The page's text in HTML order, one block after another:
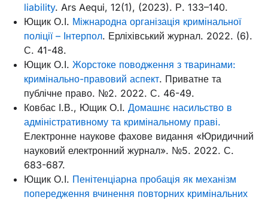
liability. Ars Aequi, 12(1), (2023). Р. 133–140.
Ющик О.І. Міжнародна організація кримінальної
поліції – Інтерпол. Ерліхівський журнал. 2022. (6).
С. 41-48.
Ющик О.І. Жорстоке поводження з тваринами:
кримінально-правовий аспект. Приватне та
публічне право. №2. 2022. С. 46-49.
Ковбас І.В., Ющик О.І. Домашнє насильство в
адміністративному та кримінальному праві.
Електронне наукове фахове видання «Юридичний
науковий електронний журнал». №5. 2022. С.
683-687.
Ющик О.І. Пенітенціарна пробація як механізм
попередження вчинення повторних кримінальних